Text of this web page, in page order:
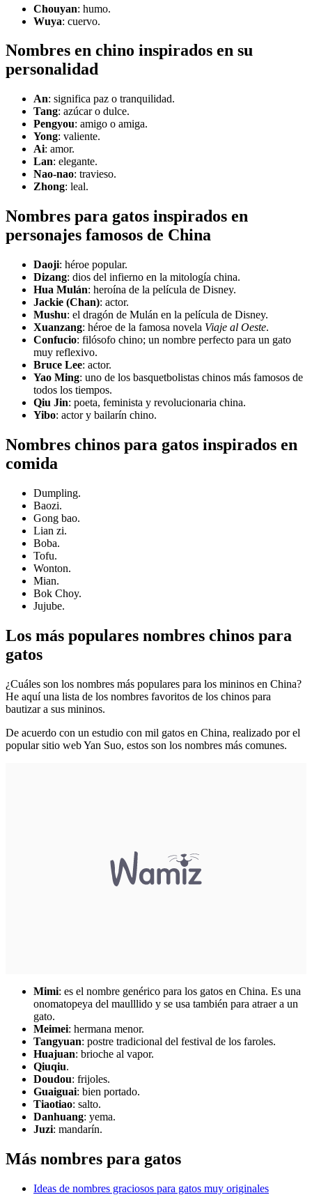
Chouyan: humo.
Wuya: cuervo.
Nombres en chino inspirados en su
personalidad
An: significa paz o tranquilidad.
Tang: azúcar o dulce.
Pengyou: amigo o amiga.
Yong: valiente.
Ai: amor.
Lan: elegante.
Nao-nao: travieso.
Zhong: leal.
Nombres para gatos inspirados en
personajes famosos de China
Daoji: héroe popular.
Dizang: dios del infierno en la mitología china.
Hua Mulán: heroína de la película de Disney.
Jackie (Chan): actor.
Mushu: el dragón de Mulán en la película de Disney.
Xuanzang: héroe de la famosa novela Viaje al Oeste.
Confucio: filósofo chino; un nombre perfecto para un gato
muy reflexivo.
Bruce Lee: actor.
Yao Ming: uno de los basquetbolistas chinos más famosos de
todos los tiempos.
Qiu Jin: poeta, feminista y revolucionaria china.
Yibo: actor y bailarín chino.
Nombres chinos para gatos inspirados en
comida
Dumpling.
Baozi.
Gong bao.
Lian zi.
Boba.
Tofu.
Wonton.
Mian.
Bok Choy.
Jujube.
Los más populares nombres chinos para
gatos
¿Cuáles son los nombres más populares para los mininos en China?
He aquí una lista de los nombres favoritos de los chinos para
bautizar a sus mininos.
De acuerdo con un estudio con mil gatos en China, realizado por el
popular sitio web Yan Suo, estos son los nombres más comunes.
Mimi: es el nombre genérico para los gatos en China. Es una
onomatopeya del maulllido y se usa también para atraer a un
gato.
Meimei: hermana menor.
Tangyuan: postre tradicional del festival de los faroles.
Huajuan: brioche al vapor.
Qiuqiu.
Doudou: frijoles.
Guaiguai: bien portado.
Tiaotiao: salto.
Danhuang: yema.
Juzi: mandarín.
Más nombres para gatos
Ideas de nombres graciosos para gatos muy originales